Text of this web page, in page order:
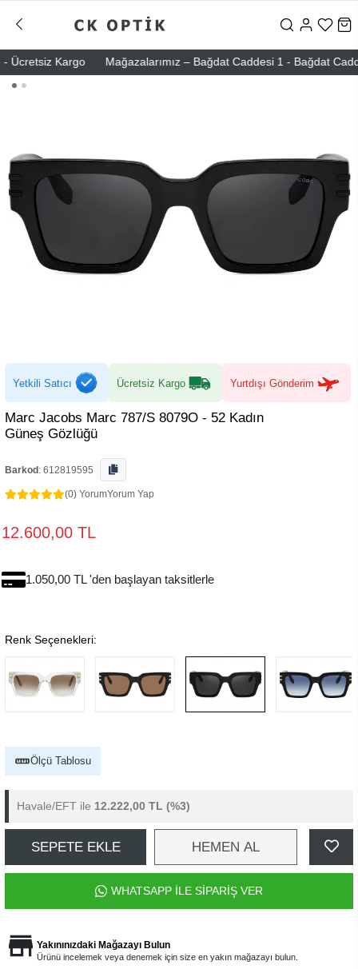
Kargo Mağazalarımız – Bağdat Caddesi 1 - Bağdat
Yetkili Satıcı Ücretsiz Kargo Yurtdışı Gönderim
Marc Jacobs Marc 787/S 8079O - 52 Kadın
Güneş Gözlüğü
Barkod : 612819595
(0) YorumYorum Yap
12.600,00 TL
1.050,00 TL 'den başlayan taksitlerle
Renk Seçenekleri:
Ölçü Tablosu
Havale/EFT ile 12.222,00 TL (%3)
SEPETE EKLE HEMEN AL
WHATSAPP İLE SİPARİŞ VER
Yakınınızdaki Mağazayı Bulun
Ürünü incelemek veya denemek için size en yakın mağazayı bulun.